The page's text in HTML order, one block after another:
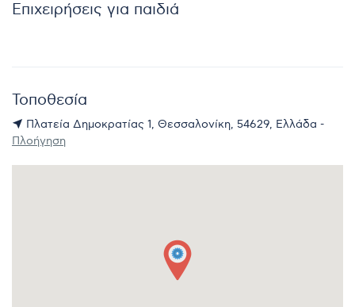
Επιχειρήσεις για παιδιά
Τοποθεσία
Πλατεία Δημοκρατίας 1, Θεσσαλονίκη, 54629, Ελλάδα -
Πλοήγηση